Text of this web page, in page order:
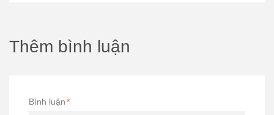
Thêm bình luận
Bình luận*